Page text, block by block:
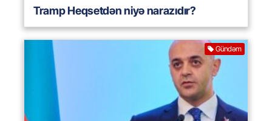
Tramp Heqsetdən niyə narazıdır?
Gündəm